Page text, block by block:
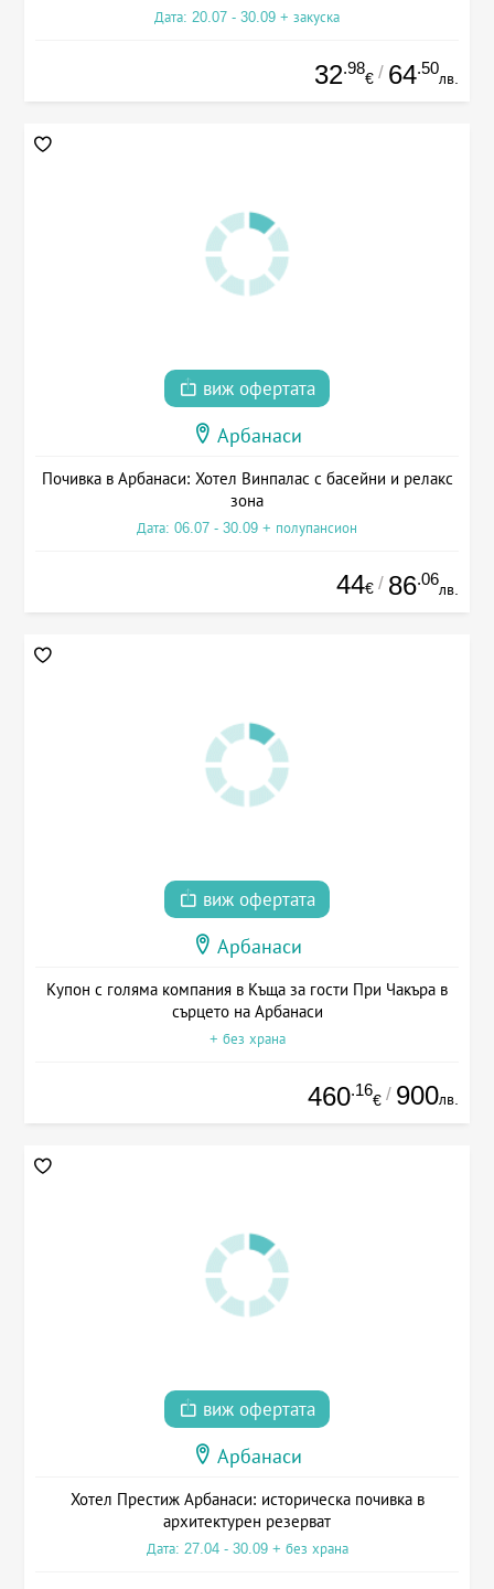
Дата: 20.07 - 30.09 + закуска
32.98
€ / 64.50
лв.
виж офертата
Арбанаси
Почивка в Арбанаси: Хотел Винпалас с басейни и релакс
зона
Дата: 06.07 - 30.09 + полупансион
44€ / 86.06
лв.
виж офертата
Арбанаси
Купон с голяма компания в Къща за гости При Чакъра в
сърцето на Арбанаси
+ без храна
460.16
€ / 900лв.
виж офертата
Арбанаси
Хотел Престиж Арбанаси: историческа почивка в
архитектурен резерват
Дата: 27.04 - 30.09 + без храна